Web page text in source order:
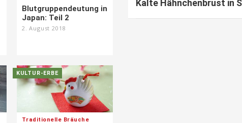
Blutgruppendeutung in
Japan: Teil 2
2. August 2018
KULTUR-ERBE
Traditionelle Bräuche
Kalte Hähnchenbrust in